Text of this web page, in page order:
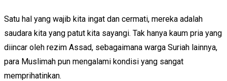
Satu hal yang wajib kita ingat dan cermati, mereka adalah
saudara kita yang patut kita sayangi. Tak hanya kaum pria yang
diincar oleh rezim Assad, sebagaimana warga Suriah lainnya,
para Muslimah pun mengalami kondisi yang sangat
memprihatinkan.